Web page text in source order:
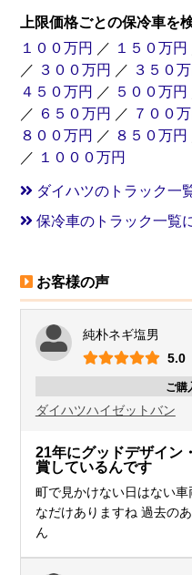
上限価格ごとの保冷車を
１００万円 ／ １５０万円
／ ３００万円 ／ ３５０
４５０万円 ／ ５００万円
／ ６５０万円 ／ ７００
８００万円 ／ ８５０万円
／ １０００万円
ダイハツのトラック一
保冷車のトラック一覧
お客様の声
純朴ネギ塩男
5.0
ご購
ダイハツハイゼットバン
21年にグッドデザイン
賞しているんです
町で見かけない日はない
なだけありますね 過去の
ん